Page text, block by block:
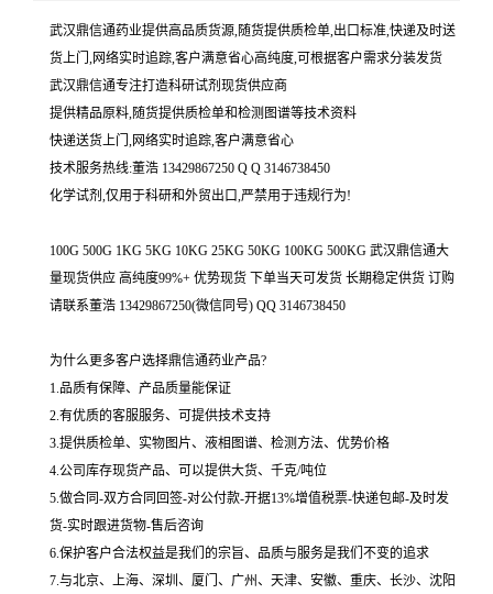
武汉鼎信通药业提供高品质货源,随货提供质检单,出口标准,快递及时送
货上门,网络实时追踪,客户满意省心高纯度,可根据客户需求分装发货
武汉鼎信通专注打造科研试剂现货供应商
提供精品原料,随货提供质检单和检测图谱等技术资料
快递送货上门,网络实时追踪,客户满意省心
技术服务热线:董浩 13429867250 Q Q 3146738450
化学试剂,仅用于科研和外贸出口,严禁用于违规行为!
100G 500G 1KG 5KG 10KG 25KG 50KG 100KG 500KG 武汉鼎信通大
量现货供应 高纯度99%+ 优势现货 下单当天可发货 长期稳定供货 订购
请联系董浩 13429867250(微信同号) QQ 3146738450
为什么更多客户选择鼎信通药业产品?
1.品质有保障、产品质量能保证
2.有优质的客服服务、可提供技术支持
3.提供质检单、实物图片、液相图谱、检测方法、优势价格
4.公司库存现货产品、可以提供大货、千克/吨位
5.做合同-双方合同回签-对公付款-开据13%增值税票-快递包邮-及时发
货-实时跟进货物-售后咨询
6.保护客户合法权益是我们的宗旨、品质与服务是我们不变的追求
7.与北京、上海、深圳、厦门、广州、天津、安徽、重庆、长沙、沈阳